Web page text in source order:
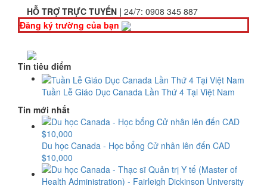
HỖ TRỢ TRỰC TUYẾN | 24/7: 0908 345 887
Đăng ký trường của bạn
Tin tiêu điểm
Tuần Lễ Giáo Dục Canada Lần Thứ 4 Tại Việt Nam
Tin mới nhất
Du học Canada - Học bổng Cử nhân lên đến CAD
$10,000